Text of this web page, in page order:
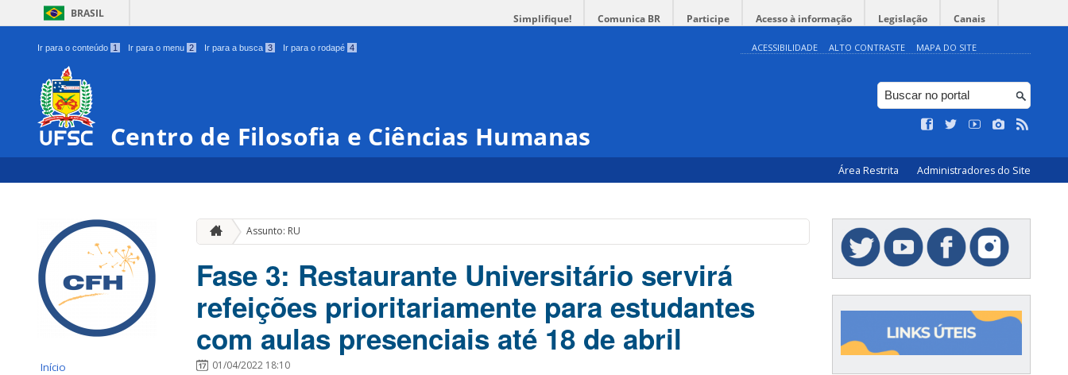
BRASIL Simplifique! Comunica BR Participe Acesso à informação Legislação Canais
Ir para o conteúdo 1 Ir para o menu 2 Ir para a busca 3 Ir para o rodapé 4 ACESSIBILIDADE ALTO CONTRASTE MAPA DO SITE
Centro de Filosofia e Ciências Humanas
Área Restrita Administradores do Site
Início
Assunto: RU
Fase 3: Restaurante Universitário servirá
refeições prioritariamente para estudantes
com aulas presenciais até 18 de abril
01/04/2022 18:10